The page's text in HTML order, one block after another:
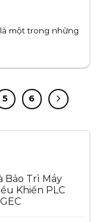
một trong những
5 6
Bảo Trì Máy
Khiển PLC